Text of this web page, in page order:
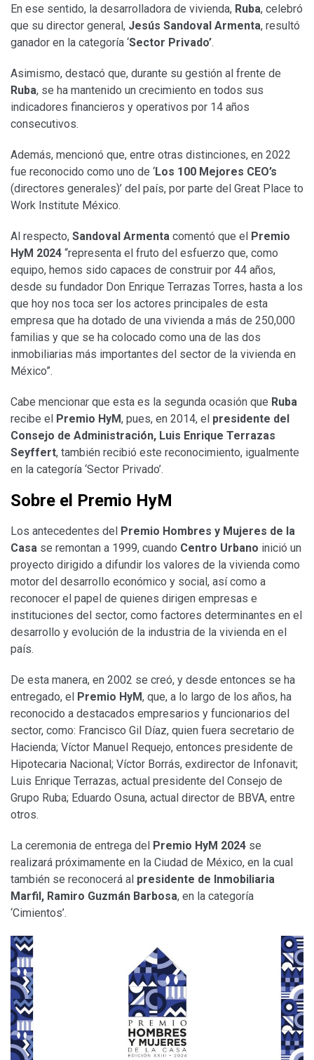
En ese sentido, la desarrolladora de vivienda, Ruba, celebró
que su director general, Jesús Sandoval Armenta, resultó
ganador en la categoría ‘Sector Privado’.
Asimismo, destacó que, durante su gestión al frente de
Ruba, se ha mantenido un crecimiento en todos sus
indicadores financieros y operativos por 14 años
consecutivos.
Además, mencionó que, entre otras distinciones, en 2022
fue reconocido como uno de ‘Los 100 Mejores CEO’s
(directores generales)’ del país, por parte del Great Place to
Work Institute México.
Al respecto, Sandoval Armenta comentó que el Premio
HyM 2024 “representa el fruto del esfuerzo que, como
equipo, hemos sido capaces de construir por 44 años,
desde su fundador Don Enrique Terrazas Torres, hasta a los
que hoy nos toca ser los actores principales de esta
empresa que ha dotado de una vivienda a más de 250,000
familias y que se ha colocado como una de las dos
inmobiliarias más importantes del sector de la vivienda en
México”.
Cabe mencionar que esta es la segunda ocasión que Ruba
recibe el Premio HyM, pues, en 2014, el presidente del
Consejo de Administración, Luis Enrique Terrazas
Seyffert, también recibió este reconocimiento, igualmente
en la categoría ‘Sector Privado’.
Sobre el Premio HyM
Los antecedentes del Premio Hombres y Mujeres de la
Casa se remontan a 1999, cuando Centro Urbano inició un
proyecto dirigido a difundir los valores de la vivienda como
motor del desarrollo económico y social, así como a
reconocer el papel de quienes dirigen empresas e
instituciones del sector, como factores determinantes en el
desarrollo y evolución de la industria de la vivienda en el
país.
De esta manera, en 2002 se creó, y desde entonces se ha
entregado, el Premio HyM, que, a lo largo de los años, ha
reconocido a destacados empresarios y funcionarios del
sector, como: Francisco Gil Díaz, quien fuera secretario de
Hacienda; Víctor Manuel Requejo, entonces presidente de
Hipotecaria Nacional; Víctor Borrás, exdirector de Infonavit;
Luis Enrique Terrazas, actual presidente del Consejo de
Grupo Ruba; Eduardo Osuna, actual director de BBVA, entre
otros.
La ceremonia de entrega del Premio HyM 2024 se
realizará próximamente en la Ciudad de México, en la cual
también se reconocerá al presidente de Inmobiliaria
Marfil, Ramiro Guzmán Barbosa, en la categoría
‘Cimientos’.